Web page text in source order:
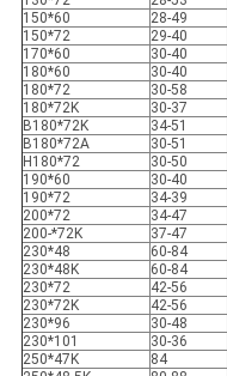
150*60
28-49
150*72
29-40
170*60
30-40
180*60
30-40
180*72
30-58
180*72K
30-37
B180*72K
34-51
B180*72A
30-51
H180*72
30-50
190*60
30-40
190*72
34-39
200*72
34-47
200-*72K
37-47
230*48
60-84
230*48K
60-84
230*72
42-56
230*72K
42-56
230*96
30-48
230*101
30-36
250*47K
84